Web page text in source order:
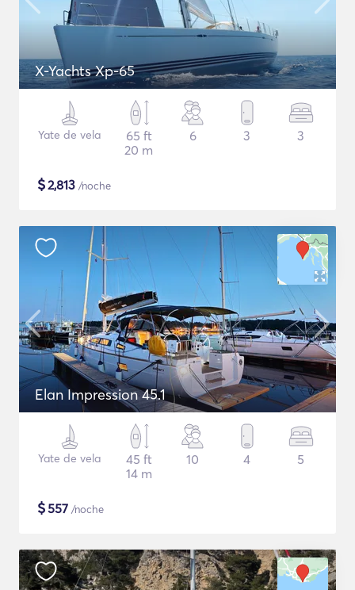
X-Yachts Xp-65
Yate de vela
65 ft
20 m
6 3 3
$2,813 /noche
Elan Impression 45.1
Yate de vela
45 ft
14 m
10 4 5
$557 /noche